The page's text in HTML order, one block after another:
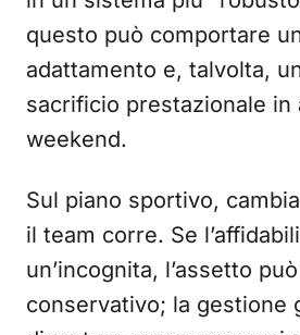
questo può comportare
adattamento e, talvolta,
sacrificio prestazionale in
weekend.
Sul piano sportivo,
il team corre. Se
un’incognita, l’assetto
conservativo; la gestione